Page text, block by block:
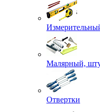
Малярный,
Отвертки